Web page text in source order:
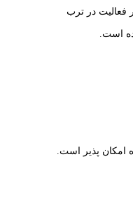
است.
امکان پذیر است.